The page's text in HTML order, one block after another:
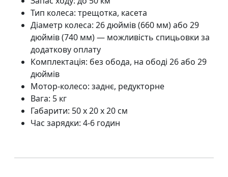
Тип колеса: трещотка, касета
Діаметр колеса: 26 дюймів (660 мм) або 29
дюймів (740 мм) — можливість спицьовки за
додаткову оплату
Комплектація: без обода, на ободі 26 або 29
дюймів
Мотор-колесо: заднє, редукторне
Вага: 5 кг
Габарити: 50 x 20 x 20 см
Час зарядки: 4-6 годин